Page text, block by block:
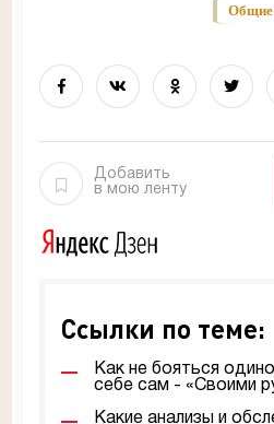
Общие
Добавить
в мою ленту
Ссылки по теме:
Как не бояться
себе сам - «Своими
Какие анализы и